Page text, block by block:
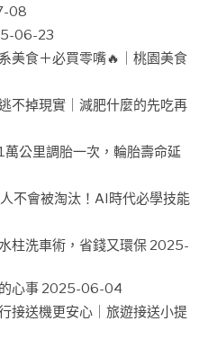
08
06-23
美食＋必買零嘴🔥｜桃園美食
不掉現實｜減肥什麼的先吃再
公里調胎一次，輪胎壽命延
不會被淘汰！AI時代必學技能
柱洗車術，省錢又環保 2025-
心事 2025-06-04
接送機更安心｜旅遊接送小提